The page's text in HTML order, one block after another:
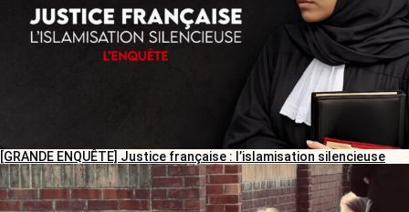
[GRANDE ENQUÊTE] Justice française : l’islamisation silencieuse